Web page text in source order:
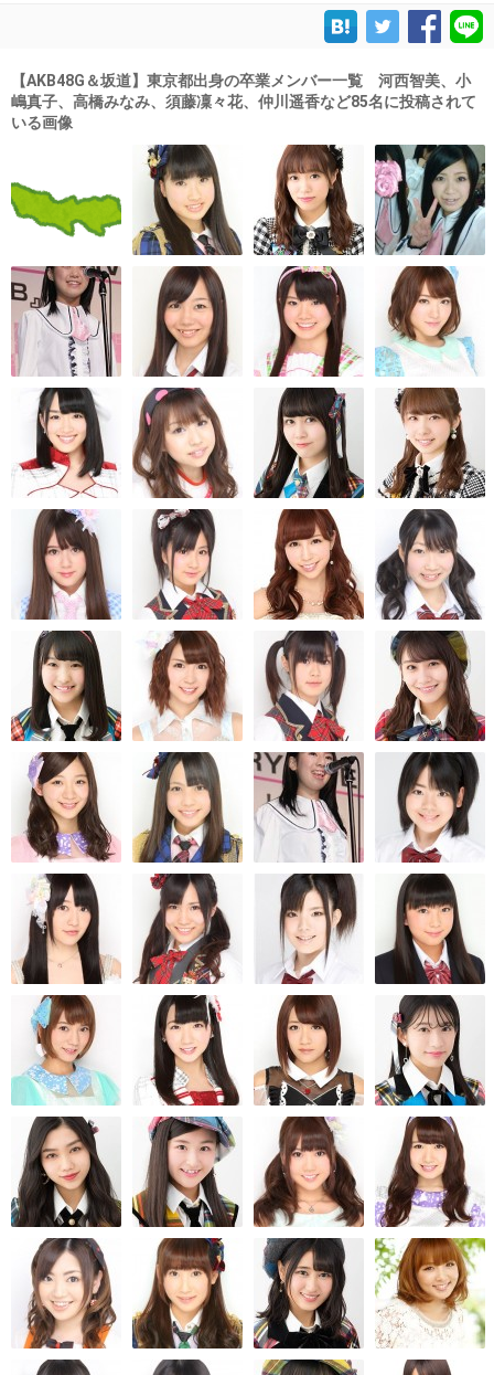
【AKB48G＆坂道】東京都出身の卒業メンバー一覧 河西智美、小
嶋真子、高橋みなみ、須藤凜々花、仲川遥香など85名に投稿されて
いる画像